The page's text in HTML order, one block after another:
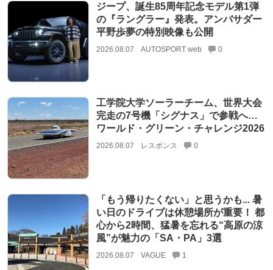
ジープ、誕生85周年記念モデル第1弾
の『ラングラー』発表。アンバサダー
平野歩夢の特別映像も公開
2026.08.07 AUTOSPORT web 0
工学院大学ソーラーチーム、世界大会
完走の7号機「シグナス」で参戦へ…
ワールド・グリーン・チャレンジ2026
2026.08.07 レスポンス 0
「もう帰りたくない」と思うかも... 暑
い日のドライブは休憩場所が重要！ 都
心から2時間、猛暑を忘れる“高原の涼
風”が魅力の「SA・PA」3選
2026.08.07 VAGUE 1